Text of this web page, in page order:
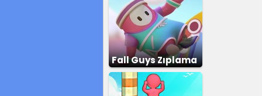
Fall Guys Zıplama